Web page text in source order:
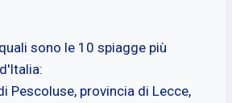
sono le 10 spiagge più
Pescoluse, provincia di Lecce,